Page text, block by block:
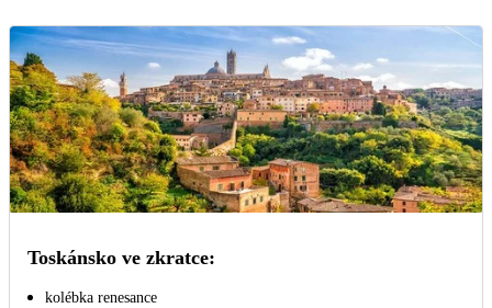
Toskánsko ve zkratce:
kolébka renesance